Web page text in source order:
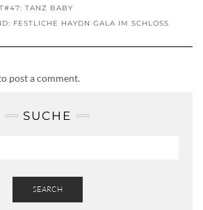
TANZ BABY
FESTLICHE HAYDN GALA IM SCHLOSS
post a comment.
SUCHE
SEARCH